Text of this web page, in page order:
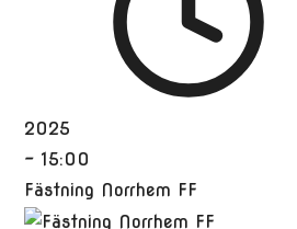
2025
- 15:00
Fästning Norrhem FF